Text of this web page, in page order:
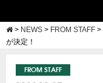
> NEWS > FROM STAFF >
が決定！
FROM STAFF